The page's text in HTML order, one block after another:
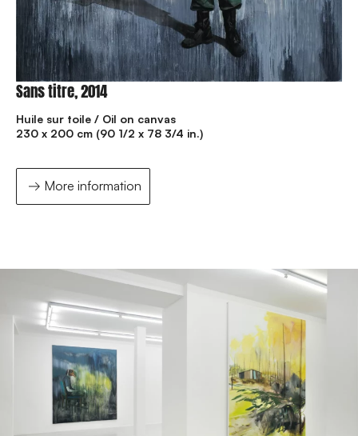
Sans titre, 2014
Huile sur toile / Oil on canvas
230 x 200 cm (90 1/2 x 78 3/4 in.)
More information